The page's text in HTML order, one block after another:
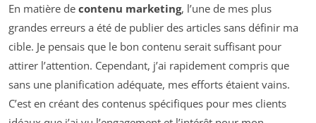
En matière de contenu marketing, l’une de mes plus
grandes erreurs a été de publier des articles sans définir ma
cible. Je pensais que le bon contenu serait suffisant pour
attirer l’attention. Cependant, j’ai rapidement compris que
sans une planification adéquate, mes efforts étaient vains.
C’est en créant des contenus spécifiques pour mes clients